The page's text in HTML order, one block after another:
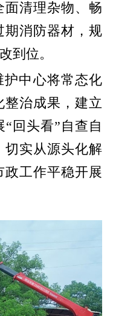
面清理杂物、畅
期消防器材，规
到位。
中心将常态化
治成果，建立
回头看”自查自
切实从源头化解
政工作平稳开展